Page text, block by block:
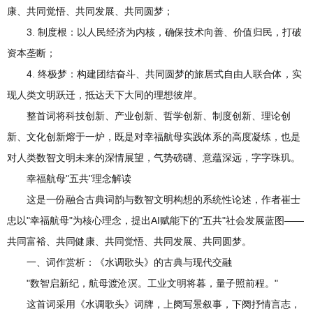
康、共同觉悟、共同发展、共同圆梦；
3. 制度根：以人民经济为内核，确保技术向善、价值归民，打破
资本垄断；
4. 终极梦：构建团结奋斗、共同圆梦的旅居式自由人联合体，实
现人类文明跃迁，抵达天下大同的理想彼岸。
整首词将科技创新、产业创新、哲学创新、制度创新、理论创
新、文化创新熔于一炉，既是对幸福航母实践体系的高度凝练，也是
对人类数智文明未来的深情展望，气势磅礴、意蕴深远，字字珠玑。
幸福航母"五共"理念解读
这是一份融合古典词韵与数智文明构想的系统性论述，作者崔士
忠以"幸福航母"为核心理念，提出AI赋能下的"五共"社会发展蓝图——
共同富裕、共同健康、共同觉悟、共同发展、共同圆梦。
一、词作赏析：《水调歌头》的古典与现代交融
"数智启新纪，航母渡沧溟。工业文明将暮，量子照前程。"
这首词采用《水调歌头》词牌，上阕写景叙事，下阕抒情言志，